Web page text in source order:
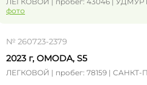
фото
№ 260723-2379
2023 г, OMODA, S5
ЛЕГКОВОЙ | пробег: 78159 | САНКТ-